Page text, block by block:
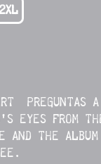
2XL
PREGUNTAS
EYES FROM
AND THE